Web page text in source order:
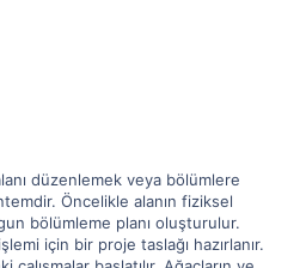
düzenlemek veya bölümlere
Öncelikle alanın fiziksel
bölümleme planı oluşturulur.
için bir proje taslağı hazırlanır.